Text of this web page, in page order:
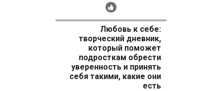
Рекомендуем
Любовь к себе:
творческий дневник,
который поможет
подросткам обрести
уверенность и принять
себя такими, какие они
есть
Медицинская литература
Нехудожественная литература
Общественные и гуманитарные науки